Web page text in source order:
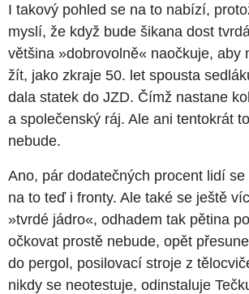
I takový pohled se na to nabízí,
myslí, že když bude šikana dost
většina »dobrovolně« naočkuje, aby
žít, jako zkraje 50. let spousta
dala statek do JZD. Čímž nastane
a společenský ráj. Ale ani tentokrát
nebude.
Ano, pár dodatečných procent lidí
na to teď i fronty. Ale také se ještě
»tvrdé jádro«, odhadem tak pětina
očkovat prostě nebude, opět
do pergol, posilovací stroje z
nikdy se neotestuje, odinstaluje